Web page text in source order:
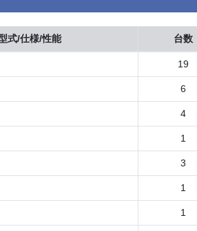
式/仕様/性能 台数
19
6
4
1
3
1
1